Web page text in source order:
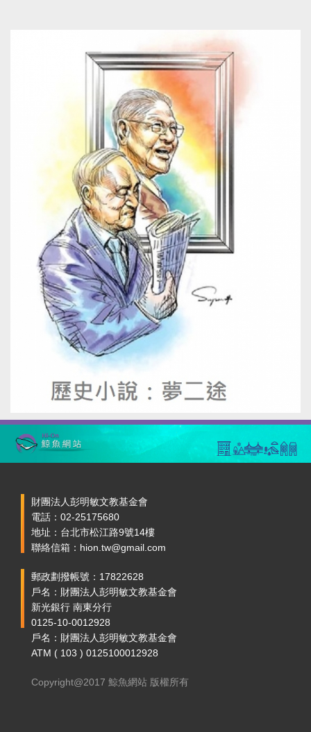
財團法人彭明敏文教基金會
電話：02-25175680
地址：台北市松江路9號14樓
聯絡信箱：hion.tw@gmail.com
郵政劃撥帳號：17822628
戶名：財團法人彭明敏文教基金會
新光銀行 南東分行
0125-10-0012928
戶名：財團法人彭明敏文教基金會
ATM ( 103 ) 0125100012928
Copyright@2017 鯨魚網站 版權所有